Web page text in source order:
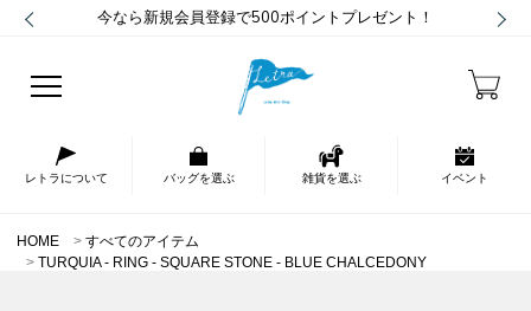
今なら新規会員登録で500ポイントプレゼント！
レトラについて バッグを選ぶ 雑貨を選ぶ イベント
HOME
すべてのアイテム
TURQUIA - RING - SQUARE STONE - BLUE CHALCEDONY